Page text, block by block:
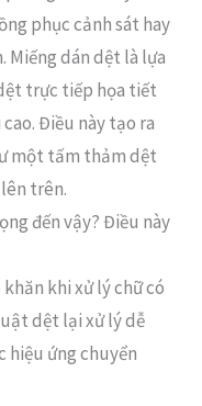
phục cảnh sát hay
Miếng dán dệt là lựa
trực tiếp họa tiết
Điều này tạo ra
một tấm thảm dệt
trên.
đến vậy? Điều này
khi xử lý chữ có
dệt lại xử lý dễ
hiệu ứng chuyển